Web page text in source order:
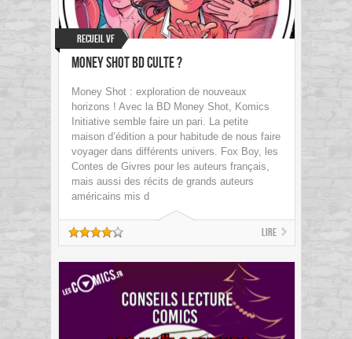
Recueil VF
Money Shot BD culte ?
Money Shot : exploration de nouveaux
horizons ! Avec la BD Money Shot, Komics
Initiative semble faire un pari. La petite
maison d’édition a pour habitude de nous faire
voyager dans différents univers. Fox Boy, les
Contes de Givres pour les auteurs français,
mais aussi des récits de grands auteurs
américains mis d
Lire